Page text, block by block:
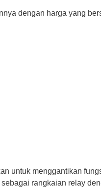
dengan harga yang
untuk menggantikan
rangkaian relay